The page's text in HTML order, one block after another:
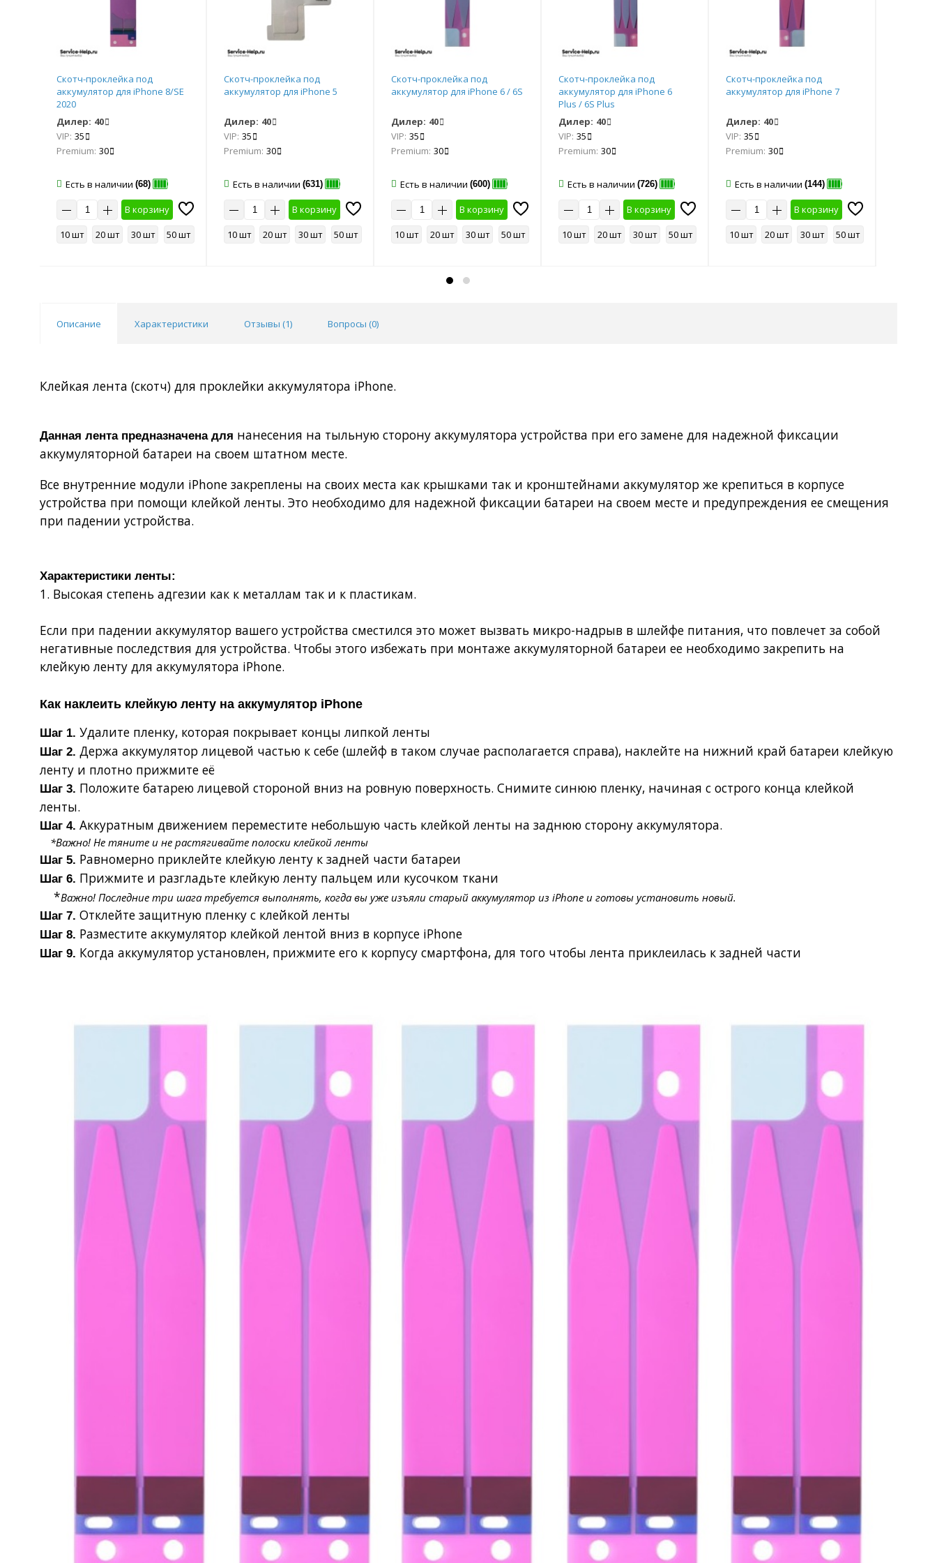
Скотч-проклейка под
аккумулятор для iPhone 8/SE
2020
Дилер: 40
VIP: 35
Premium: 30
Есть в наличии (68)
В корзину
10 шт
20 шт 30 шт 50 шт
Скотч-проклейка под
аккумулятор для iPhone 5
Дилер: 40
VIP: 35
Premium: 30
Есть в наличии (631)
В корзину
10 шт
20 шт 30 шт 50 шт
Скотч-проклейка под
аккумулятор для iPhone 6 / 6S
Дилер: 40
VIP: 35
Premium: 30
Есть в наличии (600)
В корзину
10 шт
20 шт 30 шт 50 шт
Скотч-проклейка под
аккумулятор для iPhone 6
Plus / 6S Plus
Дилер: 40
VIP: 35
Premium: 30
Есть в наличии (726)
В корзину
10 шт
20 шт 30 шт 50 шт
Скотч-проклейка под
аккумулятор для iPhone 7
Дилер: 40
VIP: 35
Premium: 30
Есть в наличии (144)
В корзину
10 шт
20 шт 30 шт 50 шт
Описание Характеристики Отзывы (1) Вопросы (0)
Клейкая лента (скотч) для проклейки аккумулятора iPhone.
Данная лента предназначена для нанесения на тыльную сторону аккумулятора устройства при его замене для надежной фиксации
аккумуляторной батареи на своем штатном месте.
Все внутренние модули iPhone закреплены на своих места как крышками так и кронштейнами аккумулятор же крепиться в корпусе
устройства при помощи клейкой ленты. Это необходимо для надежной фиксации батареи на своем месте и предупреждения ее смещения
при падении устройства.
Характеристики ленты:
1. Высокая степень адгезии как к металлам так и к пластикам.
Если при падении аккумулятор вашего устройства сместился это может вызвать микро-надрыв в шлейфе питания, что повлечет за собой
негативные последствия для устройства. Чтобы этого избежать при монтаже аккумуляторной батареи ее необходимо закрепить на
клейкую ленту для аккумулятора iPhone.
Как наклеить клейкую ленту на аккумулятор iPhone
Шаг 1. Удалите пленку, которая покрывает концы липкой ленты
Шаг 2. Держа аккумулятор лицевой частью к себе (шлейф в таком случае располагается справа), наклейте на нижний край батареи клейкую
ленту и плотно прижмите её
Шаг 3. Положите батарею лицевой стороной вниз на ровную поверхность. Снимите синюю пленку, начиная с острого конца клейкой
ленты.
Шаг 4. Аккуратным движением переместите небольшую часть клейкой ленты на заднюю сторону аккумулятора.
*Важно! Не тяните и не растягивайте полоски клейкой ленты
Шаг 5. Равномерно приклейте клейкую ленту к задней части батареи
Шаг 6. Прижмите и разгладьте клейкую ленту пальцем или кусочком ткани
*Важно! Последние три шага требуется выполнять, когда вы уже изъяли старый аккумулятор из iPhone и готовы установить новый.
Шаг 7. Отклейте защитную пленку с клейкой ленты
Шаг 8. Разместите аккумулятор клейкой лентой вниз в корпусе iPhone
Шаг 9. Когда аккумулятор установлен, прижмите его к корпусу смартфона, для того чтобы лента приклеилась к задней части